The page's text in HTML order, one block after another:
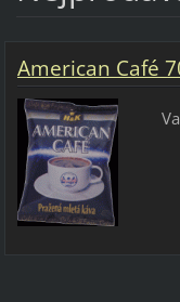
American Café